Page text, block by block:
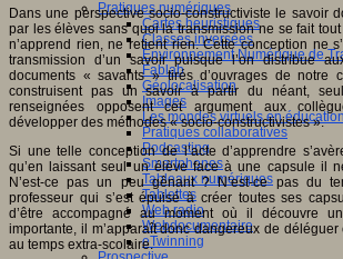
Pratiques numériques
Cartes heuristiques
Classes inversées
Environnement Numérique de
Fablab
Géolocalisation
Images
Les mondes virtuels en éducation
Pratiques collaboratives
Podcasting
Smartphones
Tableaux numériques
Tablettes
Web radio
Webdocumentaire
eTwinning
Dans une perspective socio-constructiviste le savoir
par les élèves sans quoi la transmission ne se fait tout
n’apprend rien, ne retient rien. Cette conception ne
transmission d’un savoir puisque l’on distribue
documents « savants » tirés d’ouvrages de notre
construisent pas un savoir à partir du néant,
renseignées opposent cet argument aux
développer des méthodes « socio-constructivistes ».
Si une telle conception de l’acte d’apprendre
qu’en laissant seul un élève face à une capsule il
N’est-ce pas un peu gênant ? N’est-ce pas du
professeur qui s’est épuisé à créer toutes ses
d’être accompagné au moment où il découvre
importante, il m’apparaît donc dangereux de
au temps extra-scolaire.